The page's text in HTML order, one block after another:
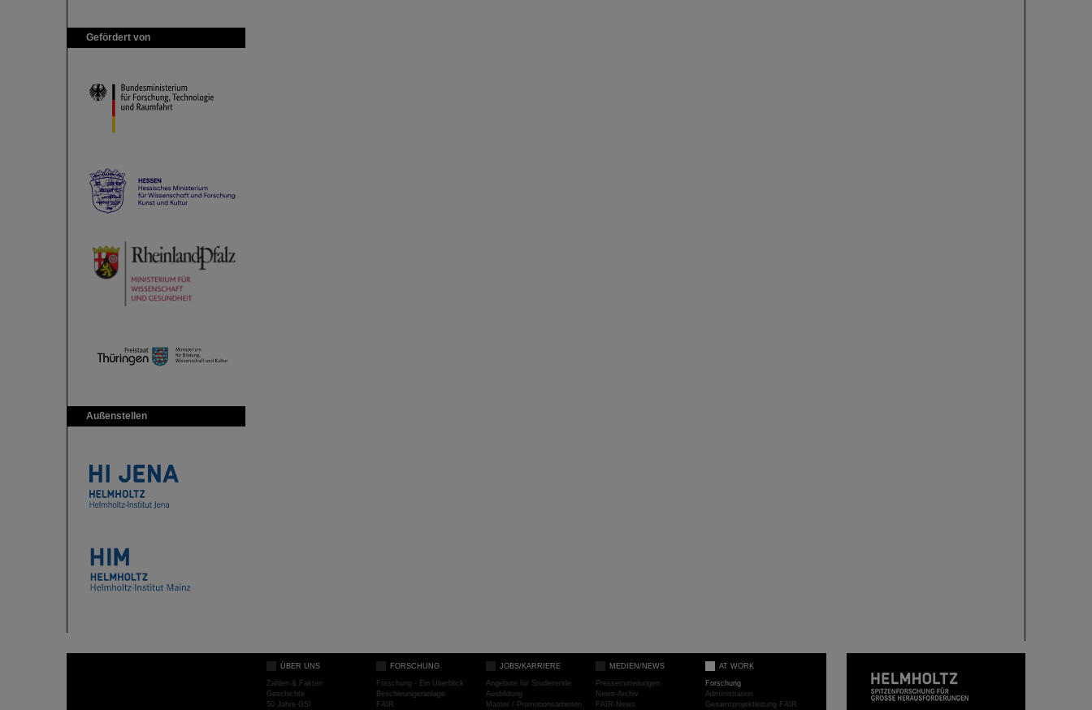
Gefördert von
Außenstellen
ÜBER UNS
Zahlen & Fakten
Geschichte
50 Jahre GSI
FORSCHUNG
Forschung - Ein Überblick
Beschleunigeranlage
FAIR
JOBS/KARRIERE
Angebote für Studierende
Ausbildung
Master / Promotionsarbeiten
MEDIEN/NEWS
Pressemitteilungen
News-Archiv
FAIR-News
AT WORK
Forschung
Administration
Gesamtprojektleitung FAIR